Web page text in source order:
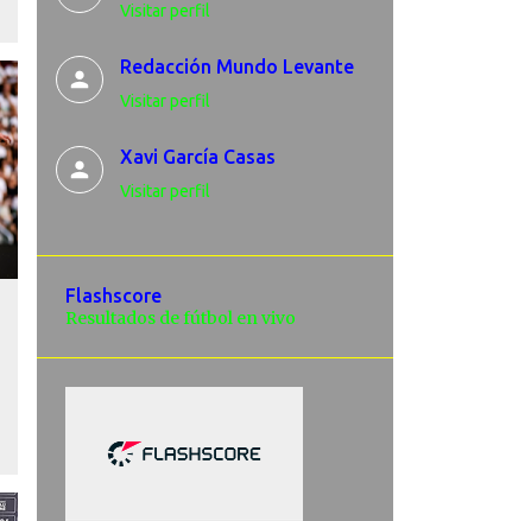
Visitar perfil
Redacción Mundo Levante
Visitar perfil
Xavi García Casas
Visitar perfil
Flashscore
Resultados de fútbol en vivo